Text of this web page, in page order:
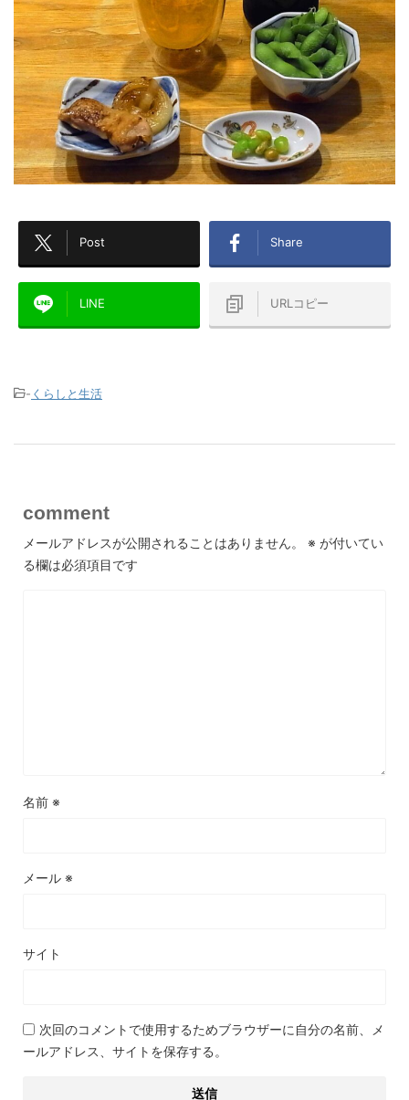
Post Share
LINE URLコピー
- くらしと生活
comment
メールアドレスが公開されることはありません。 ※ が付いてい
る欄は必須項目です
名前 ※
メール ※
サイト
次回のコメントで使用するためブラウザーに自分の名前、メ
ールアドレス、サイトを保存する。